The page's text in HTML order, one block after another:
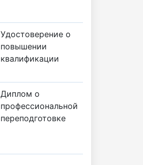
Удостоверение о
повышении
квалификации
Диплом о
профессиональной
переподготовке